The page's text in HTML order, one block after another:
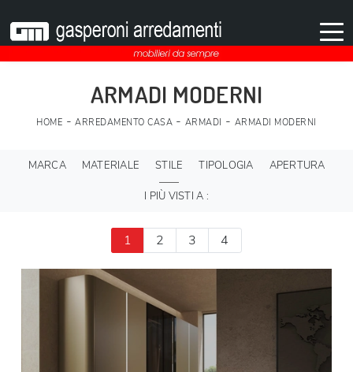
ARMADI MODERNI
HOME -ARREDAMENTO CASA - ARMADI - ARMADI MODERNI
MARCA MATERIALE STILE TIPOLOGIA APERTURA
I PIÙ VISTI A :
1 2 3 4